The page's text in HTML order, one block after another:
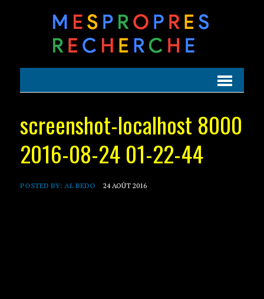
screenshot-localhost 8000
2016-08-24 01-22-44
POSTED BY: AL BEDO 24 AOÛT 2016